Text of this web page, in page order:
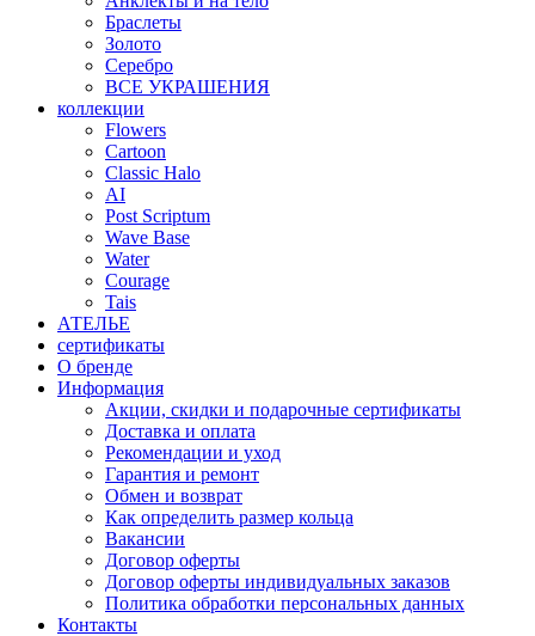
Браслеты
Золото
Серебро
ВСЕ УКРАШЕНИЯ
коллекции
Flowers
Cartoon
Classic Halo
AI
Post Scriptum
Wave Base
Water
Courage
Tais
АТЕЛЬЕ
сертификаты
О бренде
Информация
Акции, скидки и подарочные сертификаты
Доставка и оплата
Рекомендации и уход
Гарантия и ремонт
Обмен и возврат
Как определить размер кольца
Вакансии
Договор оферты
Договор оферты индивидуальных заказов
Политика обработки персональных данных
Контакты